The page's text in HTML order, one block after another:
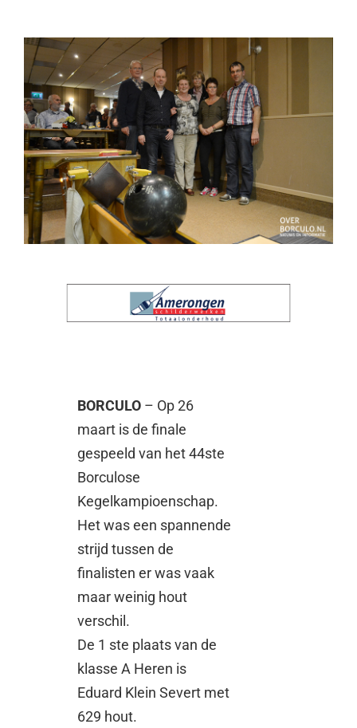
BORCULO – Op 26
maart is de finale
gespeeld van het 44ste
Borculose
Kegelkampioenschap.
Het was een spannende
strijd tussen de
finalisten er was vaak
maar weinig hout
verschil.
De 1 ste plaats van de
klasse A Heren is
Eduard Klein Severt met
629 hout.